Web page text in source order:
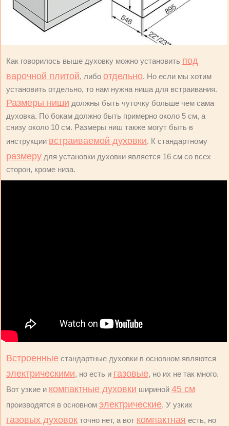
Как говорилось выше духовку можно установить под
варочной плитой, либо отдельно. Но если мы хотим
установить отдельно, то нам нужна ниша для встраивания.
Размеры ниши должны быть чуточку больше чем сама
духовка. По бокам должно быть примерно около 5 см, а
снизу около 10 см. Размеры ниш также могут быть в
инструкции встраиваемой духовки. К стандартному
размеру для установки духовки является 16 см со всех
сторон, кроме низа.
Встроенные стандартные духовки в основном являются
электрическими, но есть и газовые, но их не так много.
Вот узкие и компактные духовки шириной 45 см
производятся в основном электрические. У узких
газовых духовок точно нет, а вот компактная есть, но